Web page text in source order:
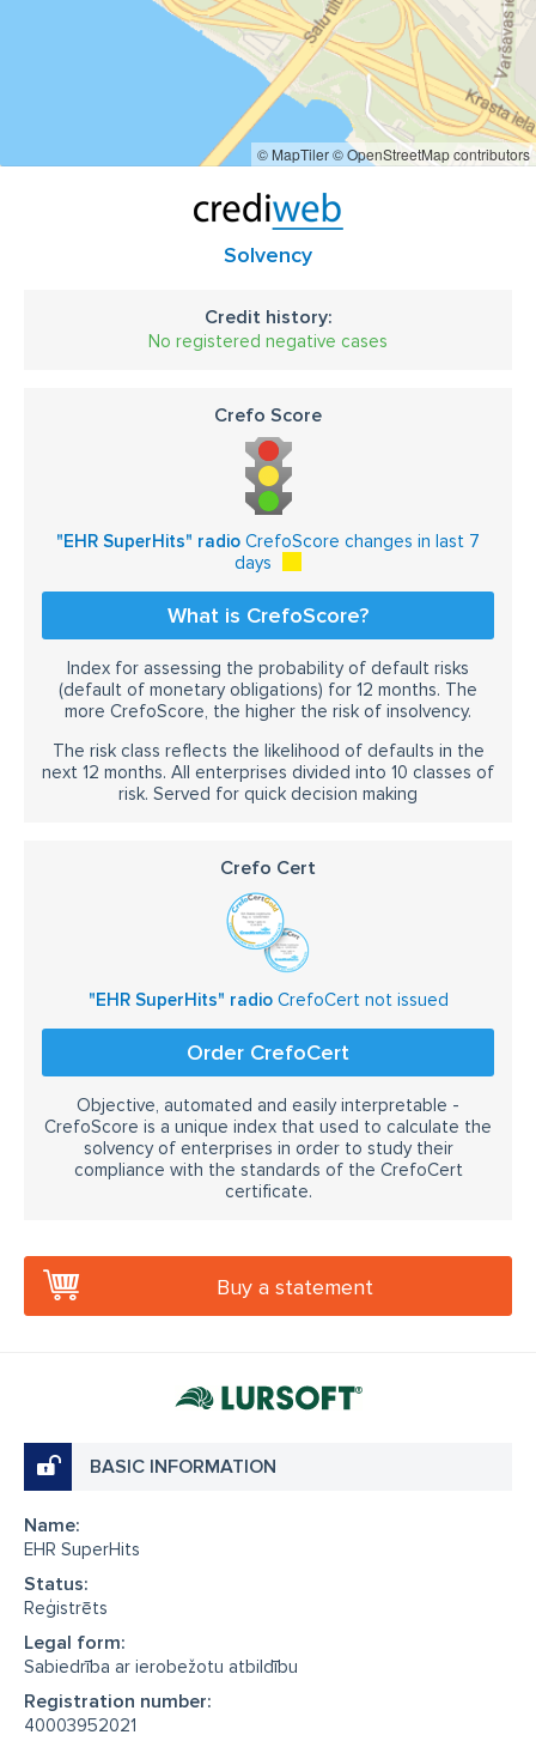
© MapTiler© OpenStreetMap contributors
Solvency
Credit history:
No registered negative cases
Crefo Score
"EHR SuperHits" radio CrefoScore changes in last 7
days
What is CrefoScore?
Index for assessing the probability of default risks
(default of monetary obligations) for 12 months. The
more CrefoScore, the higher the risk of insolvency.
The risk class reflects the likelihood of defaults in the
next 12 months. All enterprises divided into 10 classes of
risk. Served for quick decision making
Crefo Cert
"EHR SuperHits" radioCrefoCert not issued
Order CrefoCert
Objective, automated and easily interpretable -
CrefoScore is a unique index that used to calculate the
solvency of enterprises in order to study their
compliance with the standards of the CrefoCert
certificate.
Buy a statement
BASIC INFORMATION
Name:
EHR SuperHits
Status:
Reģistrēts
Legal form:
Sabiedrība ar ierobežotu atbildību
Registration number:
40003952021